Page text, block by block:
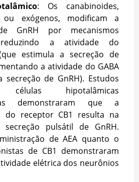
: Os canabinoides,
ou exógenos, modificam a
GnRH por mecanismos
a atividade do
estimula a secreção de
a atividade do GABA
secreção de GnRH). Estudos
células hipotalâmicas
demonstraram que a
do receptor CB1 resulta na
pulsátil de GnRH.
de AEA quanto o
de CB1 demonstraram
elétrica dos neurônios